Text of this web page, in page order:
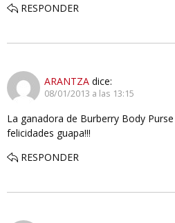
RESPONDER
ARANTZA dice:
08/01/2013 a las 13:15
La ganadora de Burberry Body
felicidades guapa!!!
RESPONDER